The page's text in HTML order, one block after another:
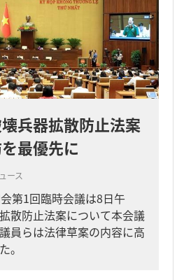
兵器拡散防止法案
最優先に
ース
第1回臨時会議は8日午
散防止法案について本会議
員らは法律草案の内容に高
。